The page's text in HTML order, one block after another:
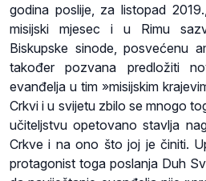
godina poslije, za listopad
misijski mjesec i u Rimu
Biskupske sinode, posvećenu
također pozvana predložiti
evanđelja u tim »misijskim
Crkvi i u svijetu zbilo se mnogo
učiteljstvu opetovano stavlja
Crkve i na ono što joj je činiti.
protagonist toga poslanja Duh